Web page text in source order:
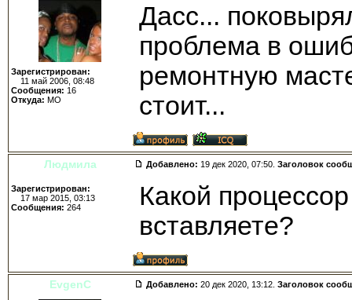
Зарегистрирован:
11 май 2006, 08:48
Сообщения: 16
Откуда: МО
Дасс...
проблема в
ремонтную
стоит...
Людмила Добавлено: 19 дек 2020, 07:50. Заголовок
Зарегистрирован:
17 мар 2015, 03:13
Сообщения: 264
Какой
вставляете?
EvgenC Добавлено: 20 дек 2020, 13:12. Заголовок